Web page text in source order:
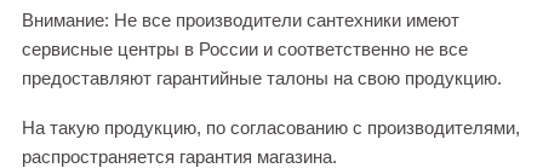
Внимание: Не все производители сантехники имеют
сервисные центры в России и соответственно не все
предоставляют гарантийные талоны на свою продукцию.
На такую продукцию, по согласованию с производителями,
распространяется гарантия магазина.